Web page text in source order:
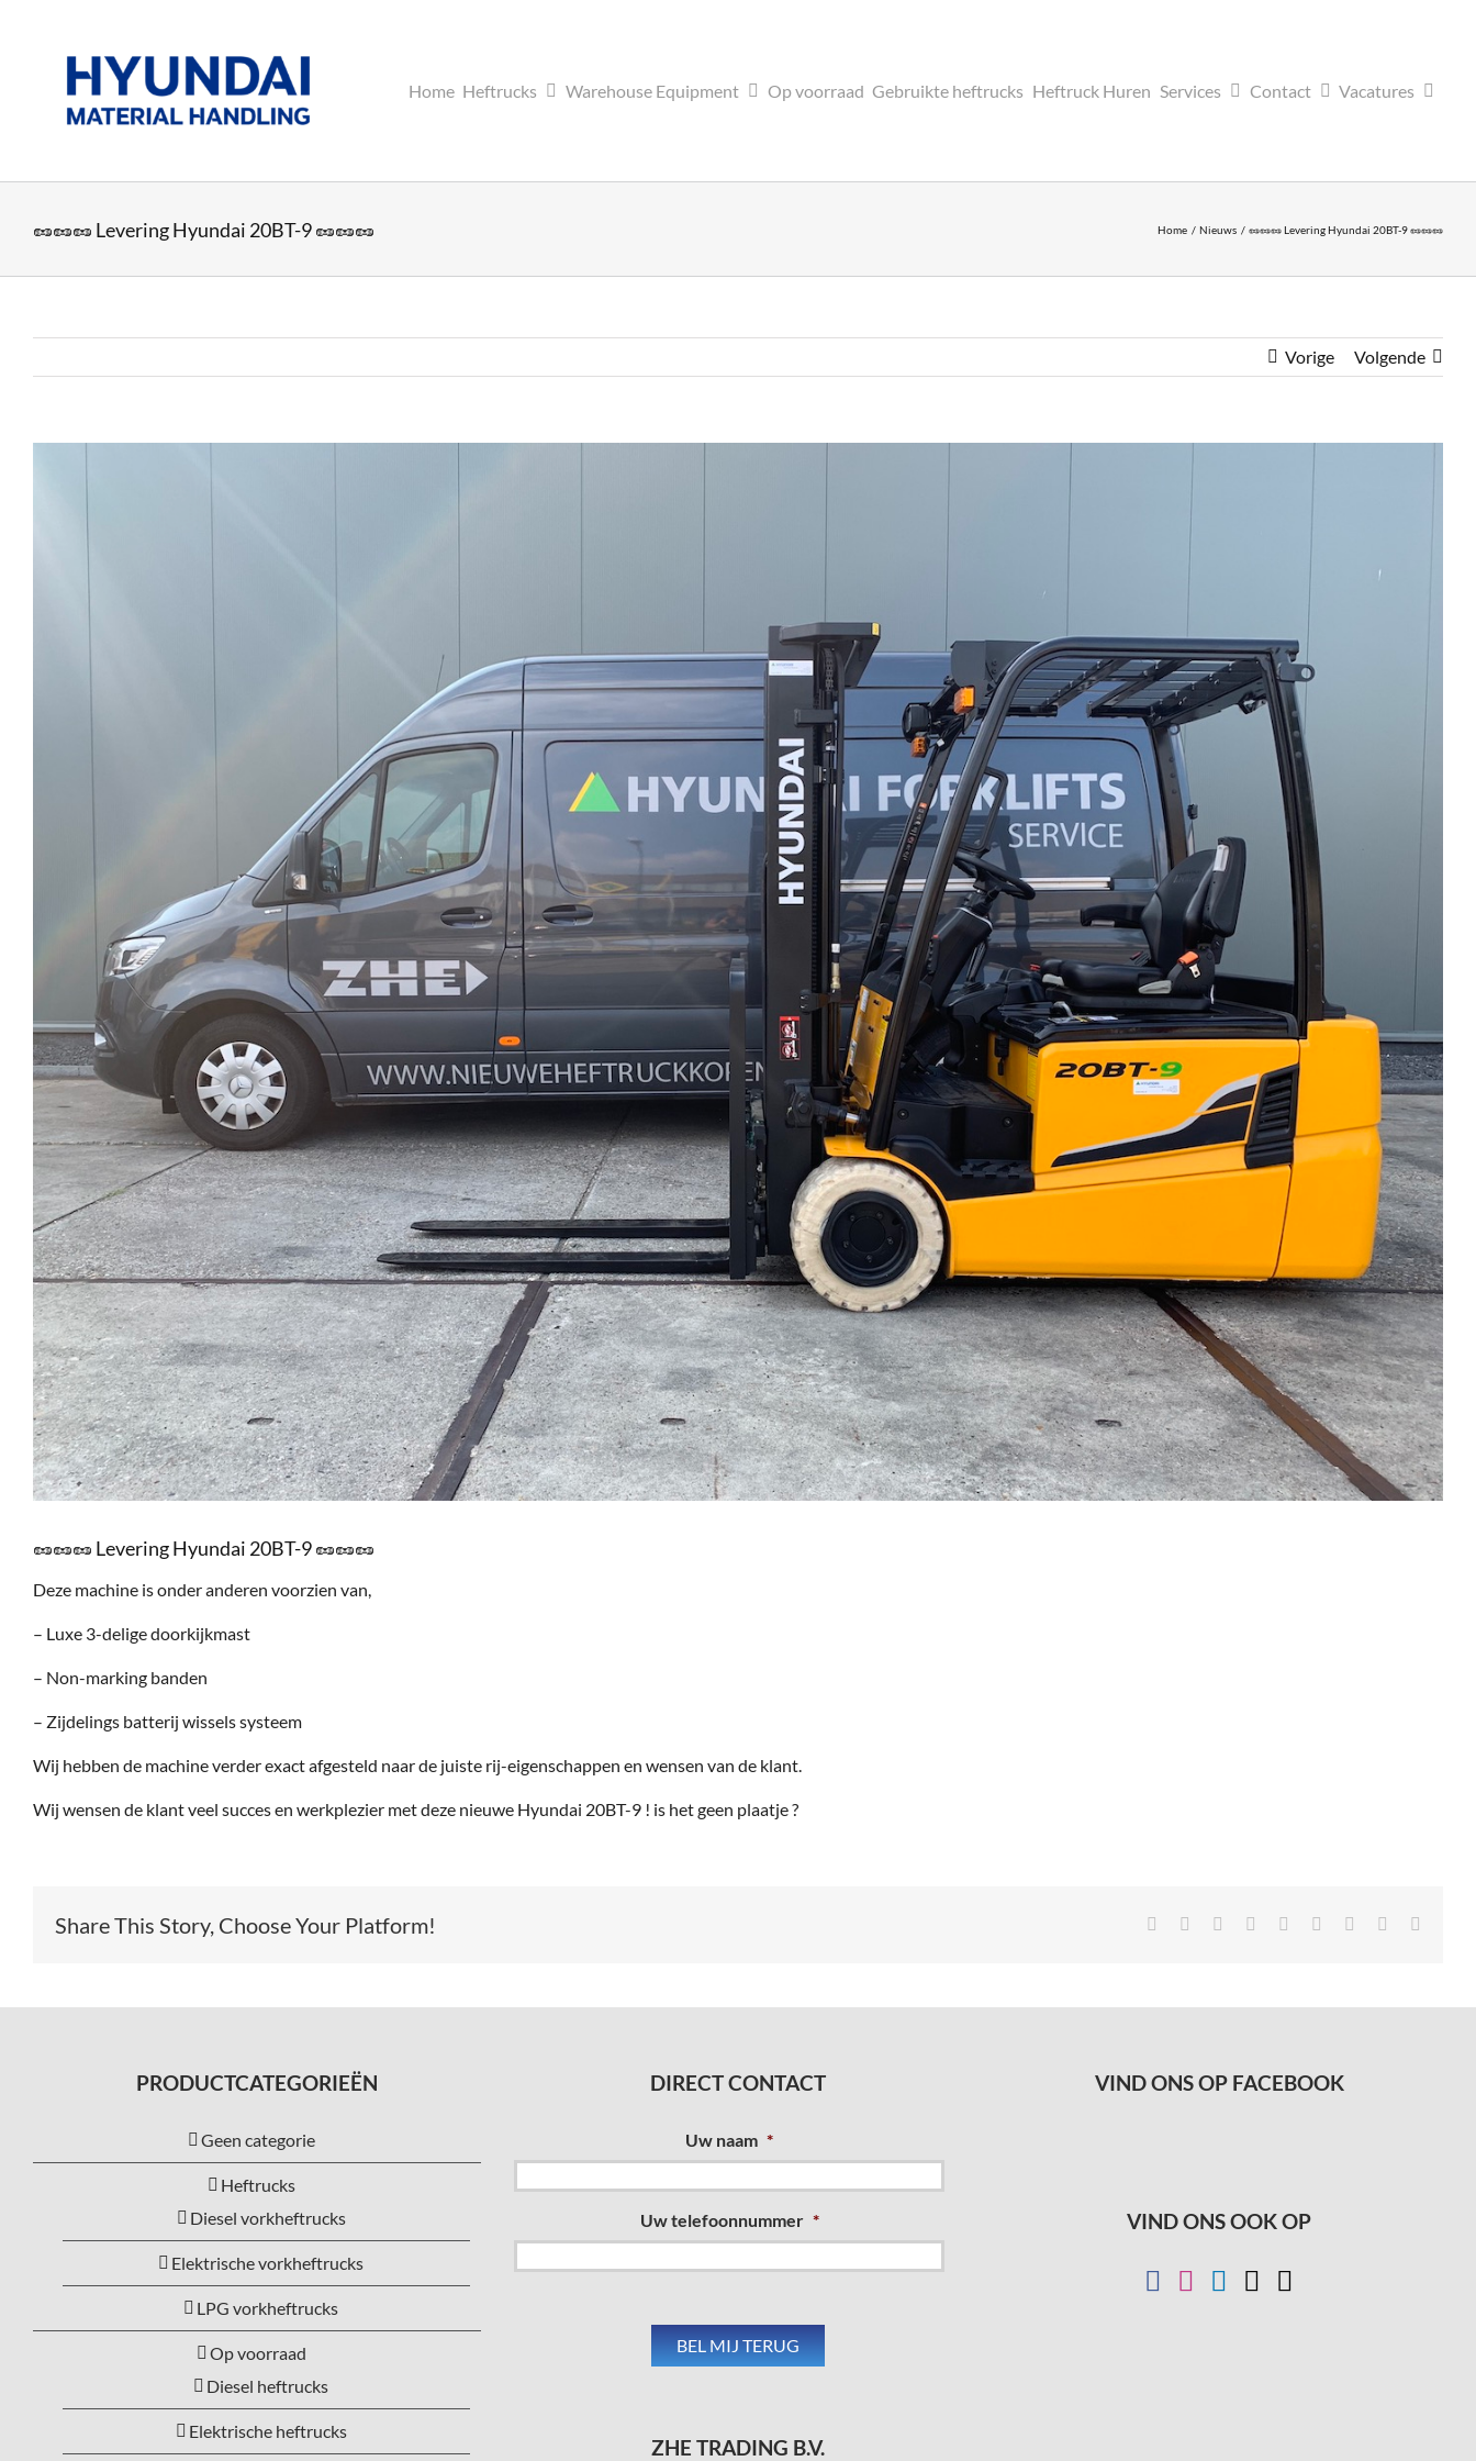
Home Heftrucks Warehouse Equipment Op voorraad Gebruikte heftrucks Heftruck Huren Services Contact Vacatures
🥜🥜🥜 Levering Hyundai 20BT-9 🥜🥜🥜 Home Nieuws 🥜🥜🥜 Levering Hyundai 20BT-9 🥜🥜🥜
Vorige Volgende
🥜🥜🥜 Levering Hyundai 20BT-9 🥜🥜🥜
Deze machine is onder anderen voorzien van,
– Luxe 3-delige doorkijkmast
– Non-marking banden
– Zijdelings batterij wissels systeem
Wij hebben de machine verder exact afgesteld naar de juiste rij-eigenschappen en wensen van de klant.
Wij wensen de klant veel succes en werkplezier met deze nieuwe Hyundai 20BT-9 ! is het geen plaatje ?
Share This Story, Choose Your Platform! Facebook Reddit LinkedIn
TumblrPinterest Xing
PRODUCTCATEGORIEËN
Geen categorie
Heftrucks
Diesel vorkheftrucks
Elektrische vorkheftrucks
LPG vorkheftrucks
Op voorraad
Diesel heftrucks
Elektrische heftrucks
DIRECT CONTACT
Uw naam *
Uw telefoonnummer *
ZHE TRADING B.V.
VIND ONS OP FACEBOOK
VIND ONS OOK OP